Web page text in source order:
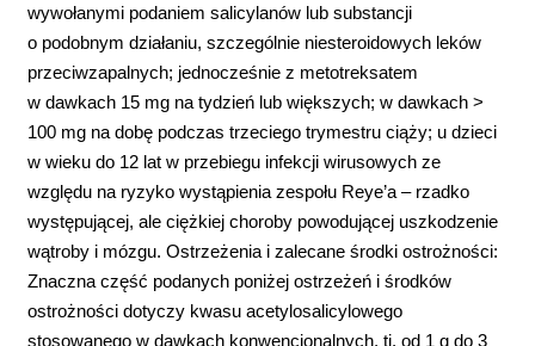
wywołanymi podaniem salicylanów lub substancji
o podobnym działaniu, szczególnie niesteroidowych leków
przeciwzapalnych; jednocześnie z metotreksatem
w dawkach 15 mg na tydzień lub większych; w dawkach >
100 mg na dobę podczas trzeciego trymestru ciąży; u dzieci
w wieku do 12 lat w przebiegu infekcji wirusowych ze
względu na ryzyko wystąpienia zespołu Reye’a – rzadko
występującej, ale ciężkiej choroby powodującej uszkodzenie
wątroby i mózgu. Ostrzeżenia i zalecane środki ostrożności:
Znaczna część podanych poniżej ostrzeżeń i środków
ostrożności dotyczy kwasu acetylosalicylowego
stosowanego w dawkach konwencjonalnych, tj. od 1 g do 3